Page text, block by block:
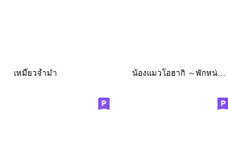
เหมี๊ยวจ้ำม่ำ